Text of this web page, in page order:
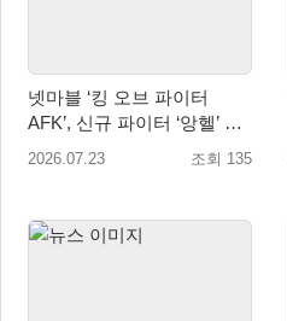
넷마블 ‘킹 오브 파이터
AFK’, 신규 파이터 ‘앙헬’ 업
데이트
2026.07.23 조회 135